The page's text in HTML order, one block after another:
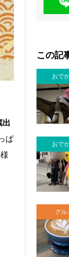
出
ぱ
この記
おで
おで
グル